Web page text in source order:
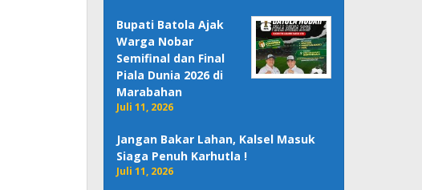
Bupati Batola Ajak
Warga Nobar
Semifinal dan Final
Piala Dunia 2026 di
Marabahan
Juli 11, 2026
Jangan Bakar Lahan, Kalsel Masuk
Siaga Penuh Karhutla !
Juli 11, 2026